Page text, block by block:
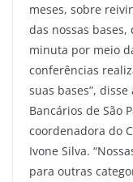
meses, sobre
das nossas
minuta por meio
conferências
suas bases”,
Bancários de São
coordenadora do
Ivone Silva.
para outras